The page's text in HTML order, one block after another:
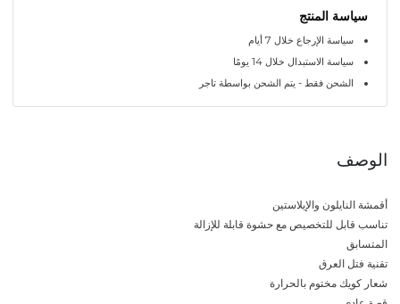
سياسة المنتج
سياسة الإرجاع خلال 7 أيام
سياسة الاستبدال خلال 14 يومًا
الشحن فقط - يتم الشحن بواسطة تاجر
الوصف
أقمشة النايلون والإيلاستين
تناسب قابل للتخصيص مع حشوة قابلة للإزالة
المتسابق
تقنية فتل العرق
شعار كويك مختوم بالحرارة